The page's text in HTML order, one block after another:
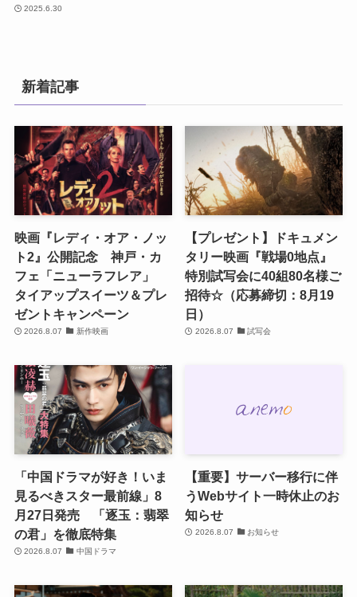
2025.6.30
新着記事
映画『レディ・オア・ノッ
ト2』公開記念 神戸・カ
フェ「ニューラフレア」
タイアップスイーツ＆プレ
ゼントキャンペーン
2026.8.07 新作映画
【プレゼント】ドキュメン
タリー映画『戦場0地点』
特別試写会に40組80名様ご
招待☆（応募締切：8月19
日）
2026.8.07 試写会
「中国ドラマが好き！いま
見るべきスター最前線」8
月27日発売 「逐玉：翡翠
の君」を徹底特集
2026.8.07 中国ドラマ
【重要】サーバー移行に伴
うWebサイト一時休止のお
知らせ
2026.8.07 お知らせ